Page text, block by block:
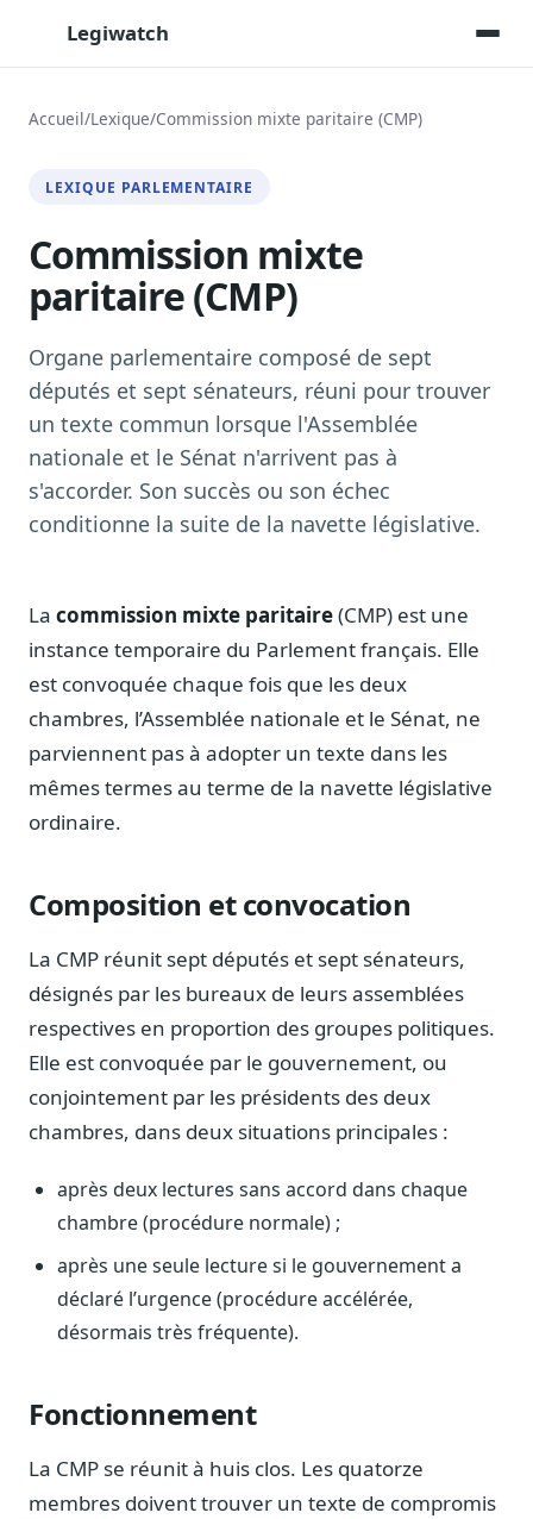
Legiwatch
Posez vos questions, réponses sourcées
Transcriptions IA
Toutes les séances AN/Sénat transcrites
Synthèses IA
Veille des matinales radio
9 interviews politiques, analysées avant 10 h
Alertes personnalisées
Exports & livrables
Parcours, mandats, prises de position
Registre HATVP
Cartographier l'influence sur un dossier
Affaires publiques
JO, décrets, conseil des ministres, AAI
Fédérations & plaidoyer
ONG, syndicats, ordres, associations
Parlementaires
Préparez vos interventions et amendements
Journalistes
Veille en temps réel, embeds pour vos contenus
Données exhaustives pour vos travaux académiques
Suivi par secteur
11 secteurs : énergie, santé, finance, numérique…
Cas d'usage concrets
Six cas pour gagner du temps
Accueil/Lexique/Commission mixte paritaire (CMP)
LEXIQUE PARLEMENTAIRE
Commission mixte
paritaire (CMP)
Organe parlementaire composé de sept
députés et sept sénateurs, réuni pour trouver
un texte commun lorsque l'Assemblée
nationale et le Sénat n'arrivent pas à
s'accorder. Son succès ou son échec
conditionne la suite de la navette législative.
La commission mixte paritaire(CMP) est une
instance temporaire du Parlement français. Elle
est convoquée chaque fois que les deux
chambres, l’Assemblée nationale et le Sénat, ne
parviennent pas à adopter un texte dans les
mêmes termes au terme de la navette législative
ordinaire.
Composition et convocation
La CMP réunit sept députés et sept sénateurs,
désignés par les bureaux de leurs assemblées
respectives en proportion des groupes politiques.
Elle est convoquée par le gouvernement, ou
conjointement par les présidents des deux
chambres, dans deux situations principales :
après deux lectures sans accord dans chaque
chambre (procédure normale) ;
après une seule lecture si le gouvernement a
déclaré l’urgence (procédure accélérée,
désormais très fréquente).
Fonctionnement
La CMP se réunit à huis clos. Les quatorze
membres doivent trouver un texte de compromis